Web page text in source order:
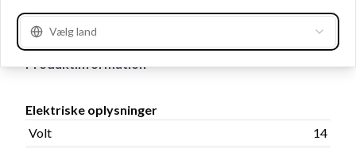
Relæ/kulholder plac. 50, B+ Placering 42
Produktinformation
Elektriske oplysninger
Volt
14
Vælg land